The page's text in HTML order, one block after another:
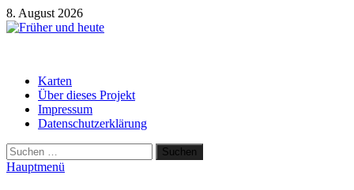
Zum
Inhalt
8. August 2026
Karten
Über dieses Projekt
Impressum
Datenschutzerklärung
Suchen
nach:
Hauptmenü